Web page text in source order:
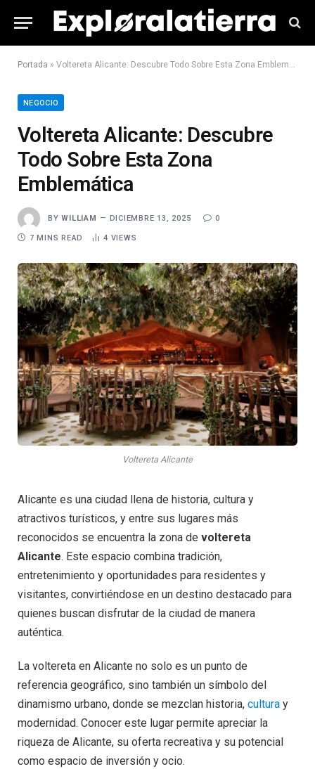
Portada » Voltereta Alicante: Descubre Todo Sobre Esta Zona Emblemática
NEGOCIO
Voltereta Alicante: Descubre
Todo Sobre Esta Zona
Emblemática
BY WILLIAM DICIEMBRE 13, 2025 0
7 MINS READ 4 VIEWS
Voltereta Alicante
Alicante es una ciudad llena de historia, cultura y
atractivos turísticos, y entre sus lugares más
reconocidos se encuentra la zona de voltereta
Alicante. Este espacio combina tradición,
entretenimiento y oportunidades para residentes y
visitantes, convirtiéndose en un destino destacado para
quienes buscan disfrutar de la ciudad de manera
auténtica.
La voltereta en Alicante no solo es un punto de
referencia geográfico, sino también un símbolo del
dinamismo urbano, donde se mezclan historia, cultura y
modernidad. Conocer este lugar permite apreciar la
riqueza de Alicante, su oferta recreativa y su potencial
como espacio de inversión y ocio.